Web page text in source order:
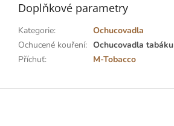
Doplňkové parametry
Kategorie:
Ochucovadla
Ochucené kouření: Ochucovadla tabáku
Příchuť: M-Tobacco
Z